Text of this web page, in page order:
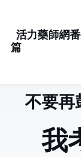
活力藥師網
篇
活
不要再
我